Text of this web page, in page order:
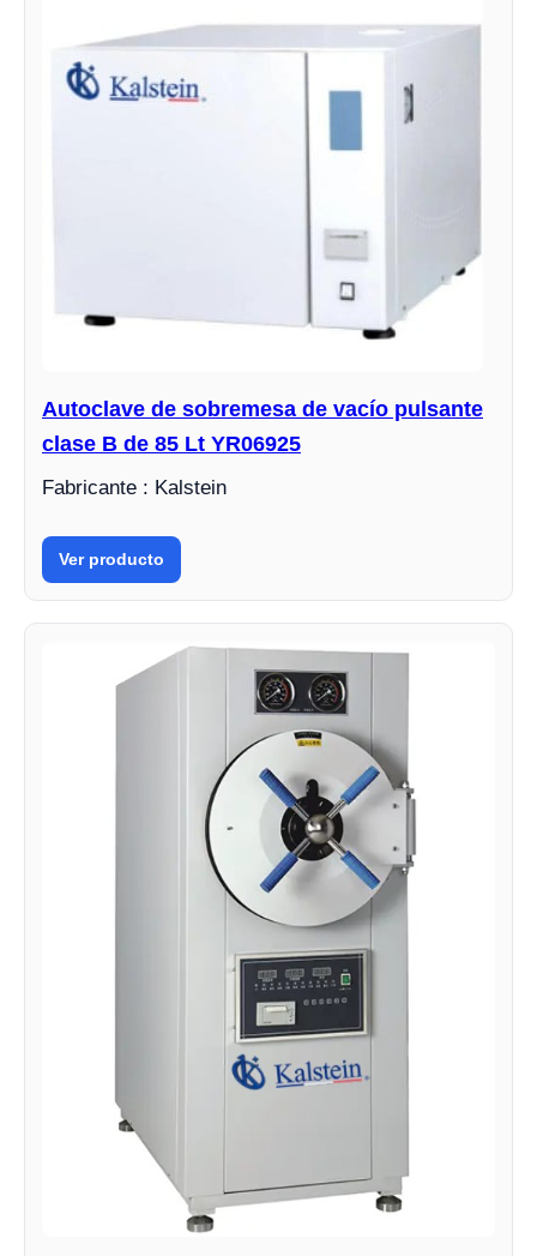
Autoclave de sobremesa de vacío pulsante
clase B de 85 Lt YR06925
Fabricante : Kalstein
Ver producto